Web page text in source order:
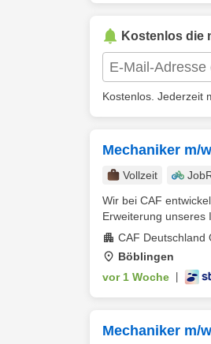
Kostenlos die
Kostenlos. Jederzeit
Mechaniker m/
Vollzeit
Wir bei CAF
Erweiterung unseres
CAF Deutschland
Böblingen
vor 1 Woche
Mechaniker m/